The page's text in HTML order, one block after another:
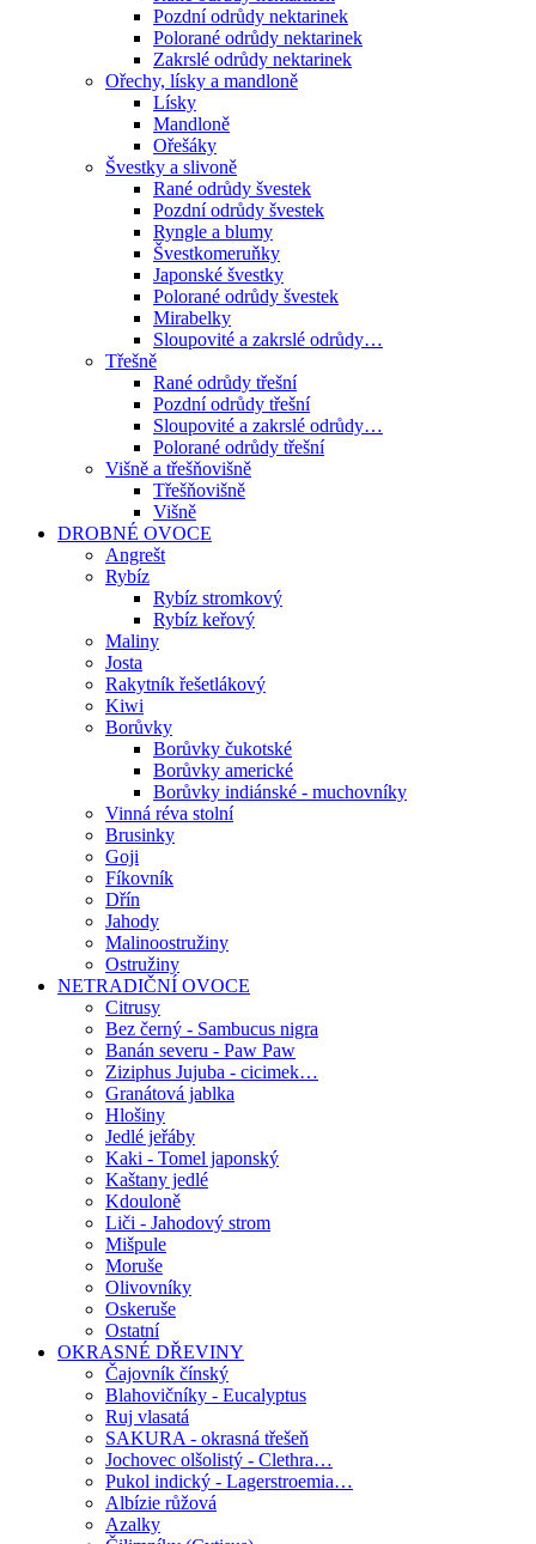
Pozdní odrůdy nektarinek
Polorané odrůdy nektarinek
Zakrslé odrůdy nektarinek
Ořechy, lísky a mandloně
Lísky
Mandloně
Ořešáky
Švestky a slivoně
Rané odrůdy švestek
Pozdní odrůdy švestek
Ryngle a blumy
Švestkomeruňky
Japonské švestky
Polorané odrůdy švestek
Mirabelky
Sloupovité a zakrslé odrůdy…
Třešně
Rané odrůdy třešní
Pozdní odrůdy třešní
Sloupovité a zakrslé odrůdy…
Polorané odrůdy třešní
Višně a třešňovišně
Třešňovišně
Višně
DROBNÉ OVOCE
Angrešt
Rybíz
Rybíz stromkový
Rybíz keřový
Maliny
Josta
Rakytník řešetlákový
Kiwi
Borůvky
Borůvky čukotské
Borůvky americké
Borůvky indiánské - muchovníky
Vinná réva stolní
Brusinky
Goji
Fíkovník
Dřín
Jahody
Malinoostružiny
Ostružiny
NETRADIČNÍ OVOCE
Citrusy
Bez černý - Sambucus nigra
Banán severu - Paw Paw
Ziziphus Jujuba - cicimek…
Granátová jablka
Hlošiny
Jedlé jeřáby
Kaki - Tomel japonský
Kaštany jedlé
Kdouloně
Liči - Jahodový strom
Mišpule
Moruše
Olivovníky
Oskeruše
Ostatní
OKRASNÉ DŘEVINY
Čajovník čínský
Blahovičníky - Eucalyptus
Ruj vlasatá
SAKURA - okrasná třešeň
Jochovec olšolistý - Clethra…
Pukol indický - Lagerstroemia…
Albízie růžová
Azalky